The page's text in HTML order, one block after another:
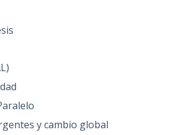
y cambio global